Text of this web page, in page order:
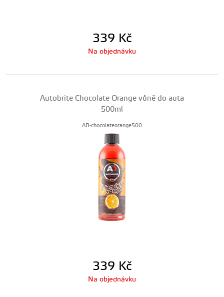
339 Kč
Na objednávku
Autobrite Chocolate Orange vůně do auta
500ml
AB-chocolateorange500
339 Kč
Na objednávku